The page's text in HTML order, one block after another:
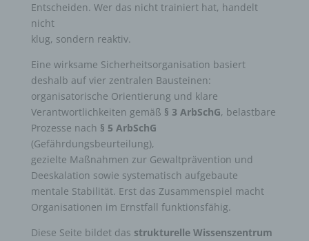
Entscheiden. Wer das nicht trainiert hat, handelt
nicht
klug, sondern reaktiv.
Eine wirksame Sicherheitsorganisation basiert
deshalb auf vier zentralen Bausteinen:
organisatorische Orientierung und klare
Verantwortlichkeiten gemäß § 3 ArbSchG, belastbare
Prozesse nach § 5 ArbSchG
(Gefährdungsbeurteilung),
gezielte Maßnahmen zur Gewaltprävention und
Deeskalation sowie systematisch aufgebaute
mentale Stabilität. Erst das Zusammenspiel macht
Organisationen im Ernstfall funktionsfähig.
Diese Seite bildet das strukturelle Wissenszentrum